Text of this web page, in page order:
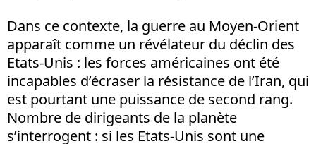
Dans ce contexte, la guerre au Moyen-Orient
apparaît comme un révélateur du déclin des
Etats-Unis : les forces américaines ont été
incapables d’écraser la résistance de l’Iran, qui
est pourtant une puissance de second rang.
Nombre de dirigeants de la planète
s’interrogent : si les Etats-Unis sont une